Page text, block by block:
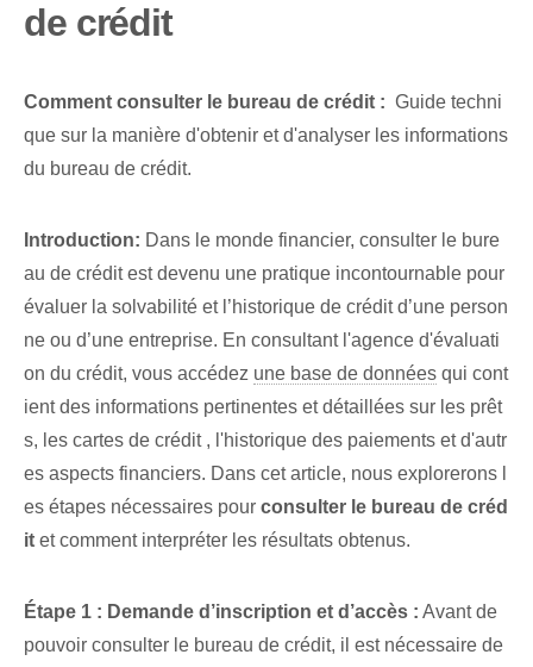
de crédit
Comment consulter le bureau de crédit : ⁣ Guide techni
que ⁤sur la manière d'obtenir et d'analyser ⁤les informations
du ⁢bureau ⁤de crédit.
Introduction: Dans le monde financier, consulter le bure
au de crédit est devenu une pratique incontournable pour
évaluer la solvabilité et l’historique de crédit d’une person
ne ou d’une entreprise. En consultant l'agence d'évaluati
on du crédit, vous accédez une base de données qui cont
ient des informations pertinentes‍ et ⁢détaillées​ sur les prêt
s, les ⁣cartes de crédit ⁣, l'historique des paiements et d'autr
es ⁤aspects financiers.⁤ Dans ⁤cet article, nous explorerons l
es étapes ⁢nécessaires‌ pour consulter le bureau de créd
it et comment interpréter les résultats obtenus.
Étape 1 :‌ Demande d’inscription et d’accès‌ : Avant de
pouvoir consulter le ‌bureau de crédit, il est nécessaire de